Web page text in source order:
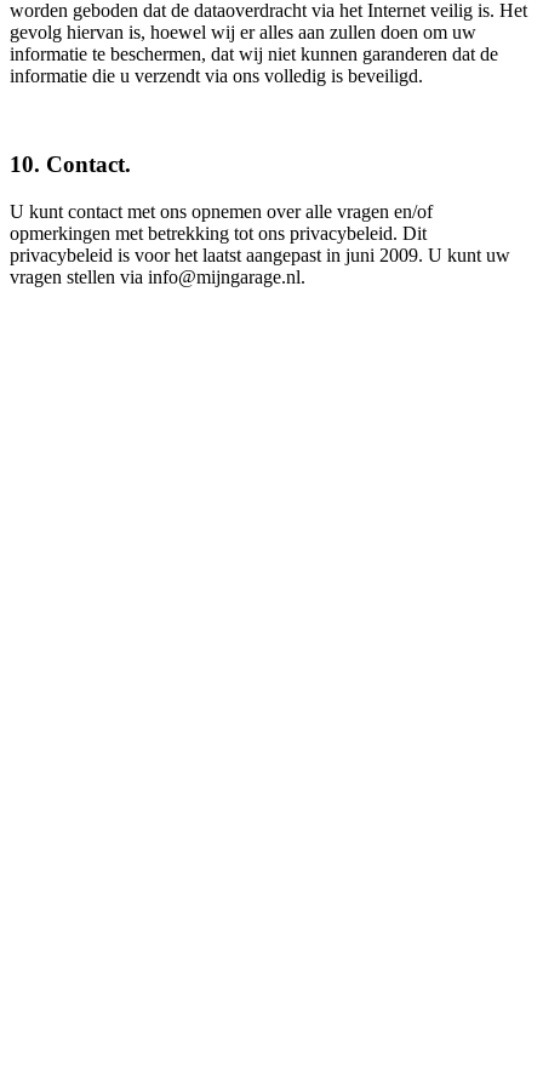
worden geboden dat de dataoverdracht via het Internet veilig is. Het
gevolg hiervan is, hoewel wij er alles aan zullen doen om uw
informatie te beschermen, dat wij niet kunnen garanderen dat de
informatie die u verzendt via ons volledig is beveiligd.
10. Contact.
U kunt contact met ons opnemen over alle vragen en/of
opmerkingen met betrekking tot ons privacybeleid. Dit
privacybeleid is voor het laatst aangepast in juni 2009. U kunt uw
vragen stellen via info@mijngarage.nl.